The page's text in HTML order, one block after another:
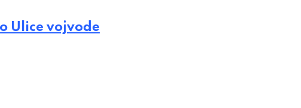
Ulice vojvode